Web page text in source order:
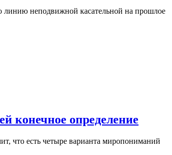
линию неподвижной касательной на прошлое
конечное определение
что есть четыре варианта миропониманий